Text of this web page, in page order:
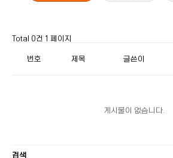
Total 0건 1 페이지
번호 제목 글쓴이
게시물이 없습니다.
검색